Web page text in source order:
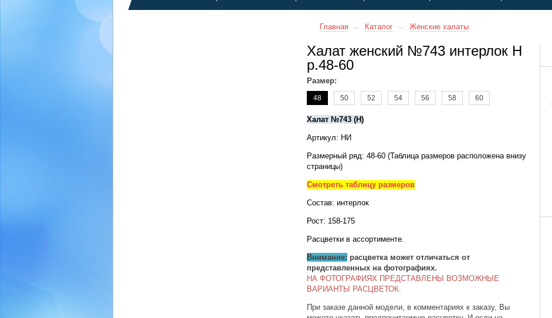
Главная Каталог Женские халаты
Халат женский №743 интерлок Н
р.48-60
Размер:
48 50 52 54 56 58 60
Халат №743 (Н)
Артикул: НИ
Размерный ряд: 48-60 (Таблица размеров расположена внизу
страницы)
Смотреть таблицу размеров
Состав: интерлок
Рост: 158-175
Расцветки в ассортименте.
Внимание: расцветка может отличаться от
представленных на фотографиях.
НА ФОТОГРАФИЯХ ПРЕДСТАВЛЕНЫ ВОЗМОЖНЫЕ
ВАРИАНТЫ РАСЦВЕТОК.
При заказе данной модели, в комментариях к заказу, Вы